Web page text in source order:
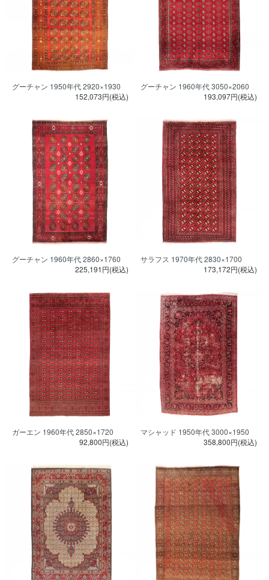
グーチャン 1950年代 2920×1930
152,073円(税込)
グーチャン 1960年代 3050×2060
193,097円(税込)
グーチャン 1960年代 2860×1760
225,191円(税込)
サラフス 1970年代 2830×1700
173,172円(税込)
ガーエン 1960年代 2850×1720
92,800円(税込)
マシャッド 1950年代 3000×1950
358,800円(税込)